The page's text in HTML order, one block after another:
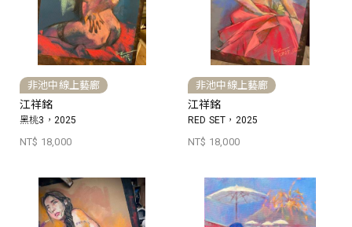
非池中線上藝廊
江祥銘
黑桃3，2025
NT$ 18,000
非池中線上藝廊
江祥銘
RED SET，2025
NT$ 18,000